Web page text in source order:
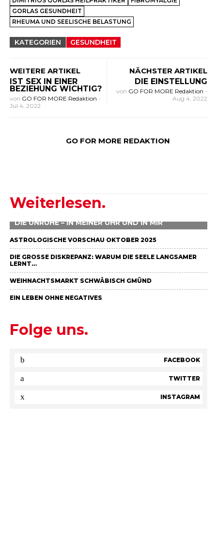
GORLAS GESUNDHEIT
RHEUMA UND SEELISCHE BELASTUNG
KATEGORIEN GESUNDHEIT
WEITERE ARTIKEL
IST SEX IN EINER
BEZIEHUNG WICHTIG?
von GO FOR MORE Redaktion -
Jul 4, 2022
NÄCHSTER ARTIKEL
DIE EINSTELLUNG
von GO FOR MORE Redaktion -
Aug 4, 2022
GO FOR MORE REDAKTION
Weiterlesen.
DIE UNRUHE – IN MEINER UHR UND IN MIR
ASTROLOGISCHE VORSCHAU OKTOBER 2025
DIE GROSSE DISKREPANZ: WARUM DIE SEELE LANGSAMER L
ERNT…
WEIHNACHTSMARKT SCHWÄBISCH GMÜND
EIN LEBEN OHNE NEGATIVES
Folge uns.
FACEBOOK
TWITTER
INSTAGRAM